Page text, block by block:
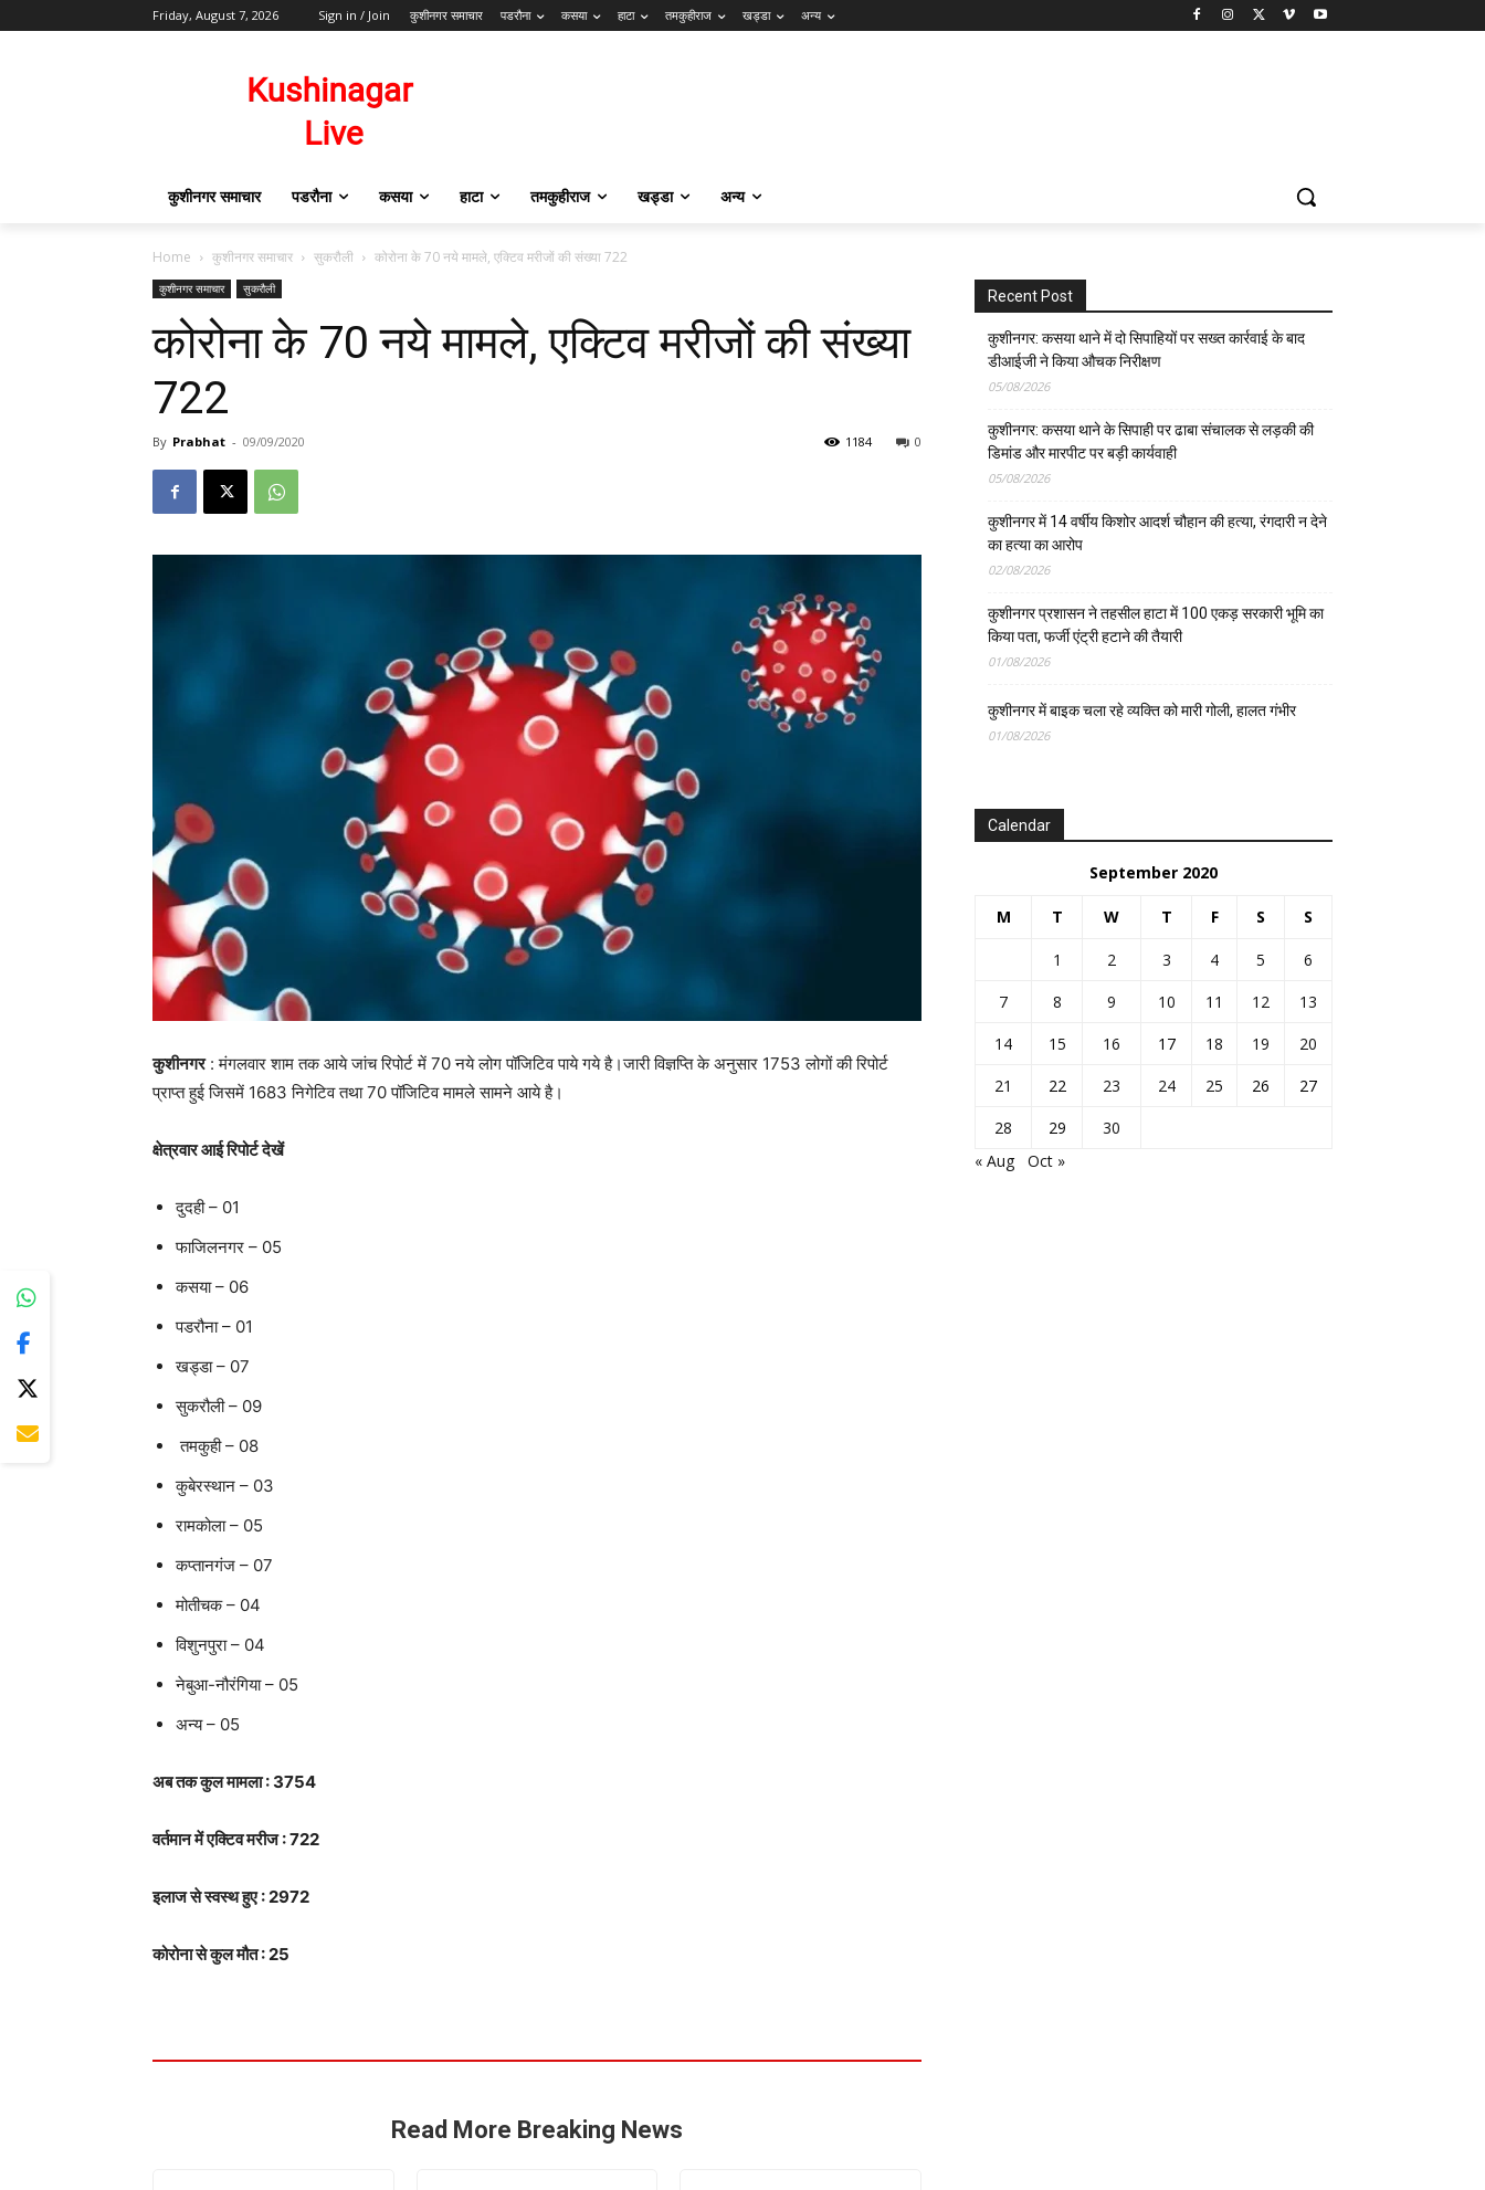
Friday, August 7, 2026 Sign in / Join कुशीनगर समाचार पडरौना कसया हाटा तमकुहीराज खड्डा अन्य
कुशीनगर समाचार पडरौना कसया हाटा तमकुहीराज खड्डा अन्य
Home कुशीनगर समाचार सुकरौली कोरोना के 70 नये मामले, एक्टिव मरीजों की संख्या 722
कुशीनगर समाचार सुकरौली
कोरोना के 70 नये मामले, एक्टिव मरीजों की संख्या
722
By Prabhat - 09/09/2020 0
1184
कुशीनगर: मंगलवार शाम तक आये जांच रिपोर्ट में 70 नये लोग पॉजिटिव पाये गये है।जारी विज्ञप्ति के अनुसार 1753 लोगों की रिपोर्ट
प्राप्त हुई जिसमें 1683 निगेटिव तथा 70 पॉजिटिव मामले सामने आये है।
क्षेत्रवार आई रिपोर्ट देखें
दुदही – 01
फाजिलनगर – 05
कसया – 06
पडरौना – 01
खड्डा – 07
सुकरौली – 09
तमकुही – 08
कुबेरस्थान – 03
रामकोला – 05
कप्तानगंज – 07
मोतीचक – 04
विशुनपुरा – 04
नेबुआ-नौरंगिया – 05
अन्य – 05
अब तक कुल मामला : 3754
वर्तमान में एक्टिव मरीज : 722
इलाज से स्वस्थ हुए : 2972
कोरोना से कुल मौत : 25
Read More Breaking News
Recent Post
कुशीनगर: कसया थाने में दो सिपाहियों पर सख्त कार्रवाई के बाद
डीआईजी ने किया औचक निरीक्षण
05/08/2026
कुशीनगर: कसया थाने के सिपाही पर ढाबा संचालक से लड़की की
डिमांड और मारपीट पर बड़ी कार्यवाही
05/08/2026
कुशीनगर में 14 वर्षीय किशोर आदर्श चौहान की हत्या, रंगदारी न देने
का हत्या का आरोप
02/08/2026
कुशीनगर प्रशासन ने तहसील हाटा में 100 एकड़ सरकारी भूमि का
किया पता, फर्जी एंट्री हटाने की तैयारी
01/08/2026
कुशीनगर में बाइक चला रहे व्यक्ति को मारी गोली, हालत गंभीर
01/08/2026
Calendar
September 2020
M T W T F S S
1 2 3 4 5
6
7
8 9 10 11 12
13
14
15 16 17 18 19
20
21
22 23 24 25 26
27
28
29
30
« Aug
Oct »